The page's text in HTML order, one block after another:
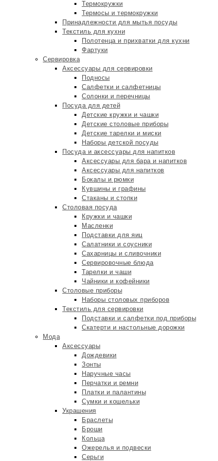
Термокружки
Термосы и термокружки
Принадлежности для мытья посуды
Текстиль для кухни
Полотенца и прихватки для кухни
Фартуки
Сервировка
Аксессуары для сервировки
Подносы
Салфетки и салфетницы
Солонки и перечницы
Посуда для детей
Детские кружки и чашки
Детские столовые приборы
Детские тарелки и миски
Наборы детской посуды
Посуда и аксессуары для напитков
Аксессуары для бара и напитков
Аксессуары для напитков
Бокалы и рюмки
Кувшины и графины
Стаканы и стопки
Столовая посуда
Кружки и чашки
Масленки
Подставки для яиц
Салатники и соусники
Сахарницы и сливочники
Сервировочные блюда
Тарелки и чаши
Чайники и кофейники
Столовые приборы
Наборы столовых приборов
Текстиль для сервировки
Подставки и салфетки под приборы
Скатерти и настольные дорожки
Мода
Аксессуары
Дождевики
Зонты
Наручные часы
Перчатки и ремни
Платки и палантины
Сумки и кошельки
Украшения
Браслеты
Броши
Кольца
Ожерелья и подвески
Серьги